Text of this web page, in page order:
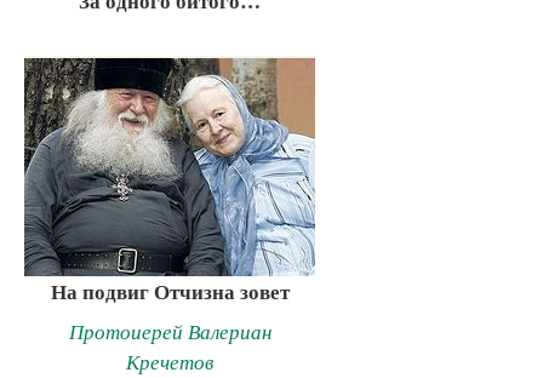
На подвиг Отчизна зовет
Протоиерей Валериан
Кречетов